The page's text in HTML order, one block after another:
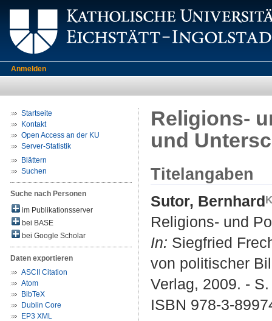
Anmelden
Startseite
Kontakt
Open Access an der KU
Server-Statistik
Blättern
Suchen
Suche nach Personen
im Publikationsserver
bei BASE
bei Google Scholar
Daten exportieren
ASCII Citation
Atom
BibTeX
Dublin Core
EP3 XML
Religions-
und
Titelangaben
Sutor, Bernhard
Religions- und
In: Siegfried
von politischer
Verlag, 2009. -
ISBN 978-3-